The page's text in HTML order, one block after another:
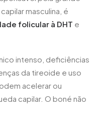
masculina, é
folicular à DHT e
intenso, deficiências
da tireoide e uso
acelerar ou
capilar. O boné não